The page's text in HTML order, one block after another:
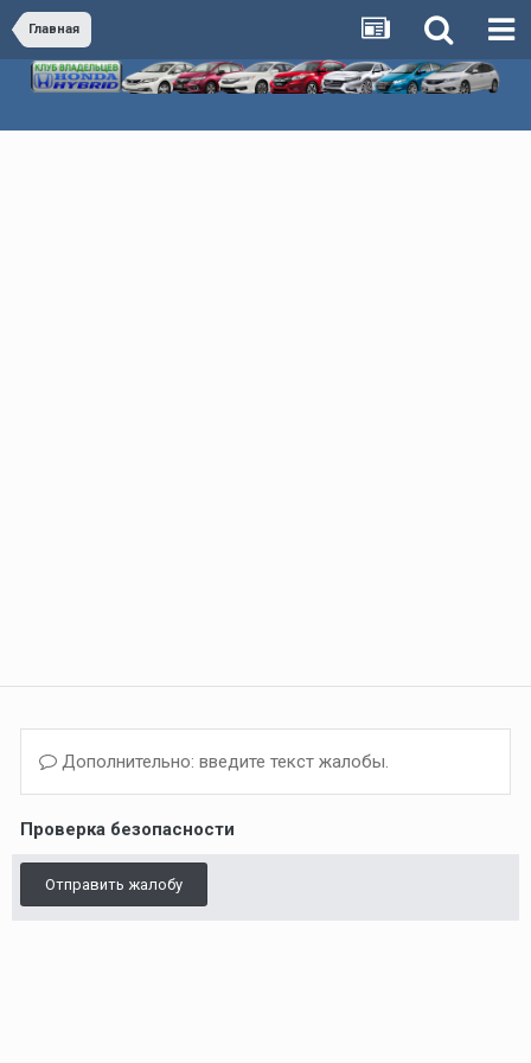
Главная
Дополнительно: введите текст жалобы.
Проверка безопасности
Отправить жалобу